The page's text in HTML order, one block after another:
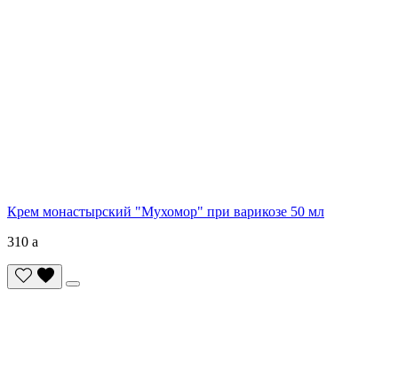
Крем монастырский "Мухомор" при варикозе 50 мл
310 a